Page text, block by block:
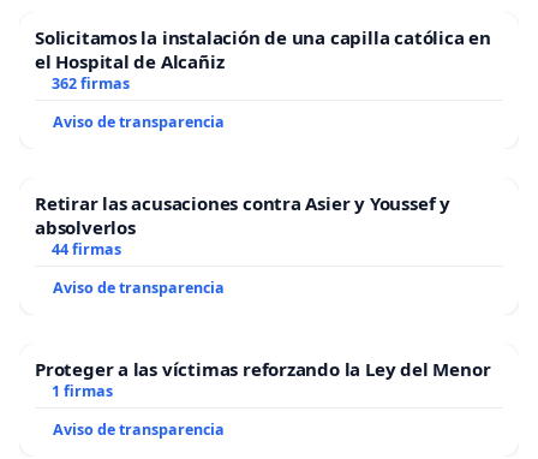
Solicitamos la instalación de una capilla católica en
el Hospital de Alcañiz
362 firmas
Aviso de transparencia
Retirar las acusaciones contra Asier y Youssef y
absolverlos
44 firmas
Aviso de transparencia
Proteger a las víctimas reforzando la Ley del Menor
1 firmas
Aviso de transparencia